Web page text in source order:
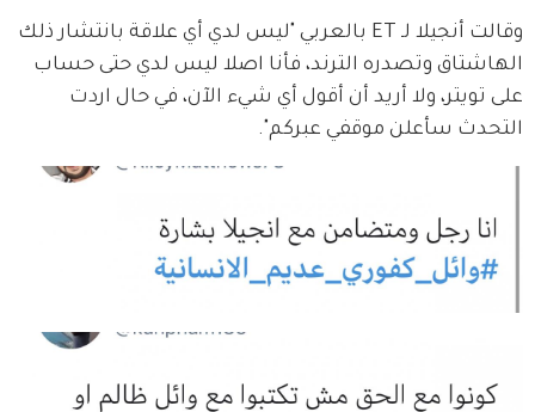
وقالت أنجيلا لـ ET بالعربي "ليس لدي أي علاقة بانتشار ذلك
الهاشتاق وتصدره الترند، فأنا اصلا ليس لدي حتى حساب
على تويتر، ولا أريد أن أقول أي شيء الآن، في حال اردت
التحدث سأعلن موقفي عبركم".